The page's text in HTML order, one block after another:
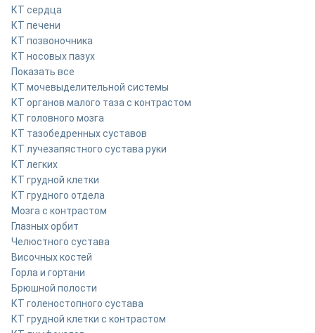
КТ сердца
КТ печени
КТ позвоночника
КТ носовых пазух
Показать все
КТ мочевыделительной системы
КТ органов малого таза с контрастом
КТ головного мозга
КТ тазобедренных суставов
КТ лучезапястного сустава руки
КТ легких
КТ грудной клетки
КТ грудного отдела
Мозга с контрастом
Глазных орбит
Челюстного сустава
Височных костей
Горла и гортани
Брюшной полости
КТ голеностопного сустава
КТ грудной клетки с контрастом